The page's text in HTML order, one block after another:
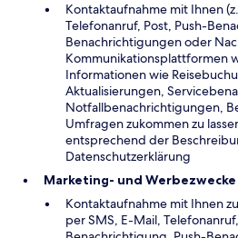
Kontaktaufnahme mit Ihnen
Telefonanruf, Post, Push-
Benachrichtigungen oder
Kommunikationsplattformen
Informationen wie
Aktualisierungen,
Notfallbenachrichtigungen,
Umfragen zukommen zu
entsprechend der
Datenschutzerklärung
Marketing- und Werbezwecke
Kontaktaufnahme mit Ihnen
per SMS, E-Mail,